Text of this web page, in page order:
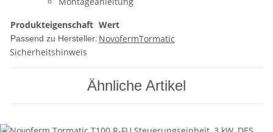
Produkteigenschaft Wert
Passend zu Hersteller: NovofermTormatic
Sicherheitshinweis
Ähnliche Artikel